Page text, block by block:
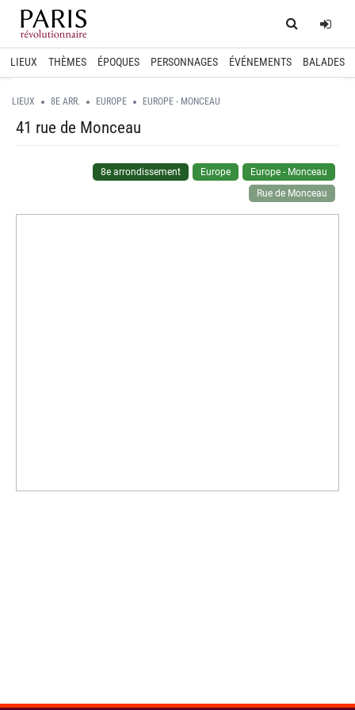
Home
LIEUX THÈMES ÉPOQUES PERSONNAGES ÉVÉNEMENTS BALADES
LIEUX 8E ARR. EUROPE EUROPE - MONCEAU
41 rue de Monceau
8e arrondissement Europe
Europe - Monceau
Rue de Monceau